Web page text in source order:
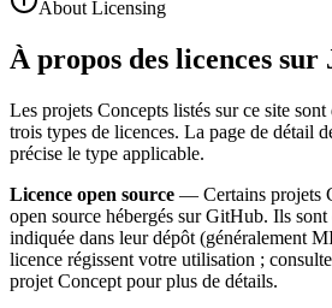
About Licensing
À propos des licences sur
Les projets Concepts listés sur ce site
trois types de licences. La page de détail
précise le type applicable.
Licence open source — Certains projets
open source hébergés sur GitHub. Ils
indiquée dans leur dépôt (généralement
licence régissent votre utilisation ;
projet Concept pour plus de détails.